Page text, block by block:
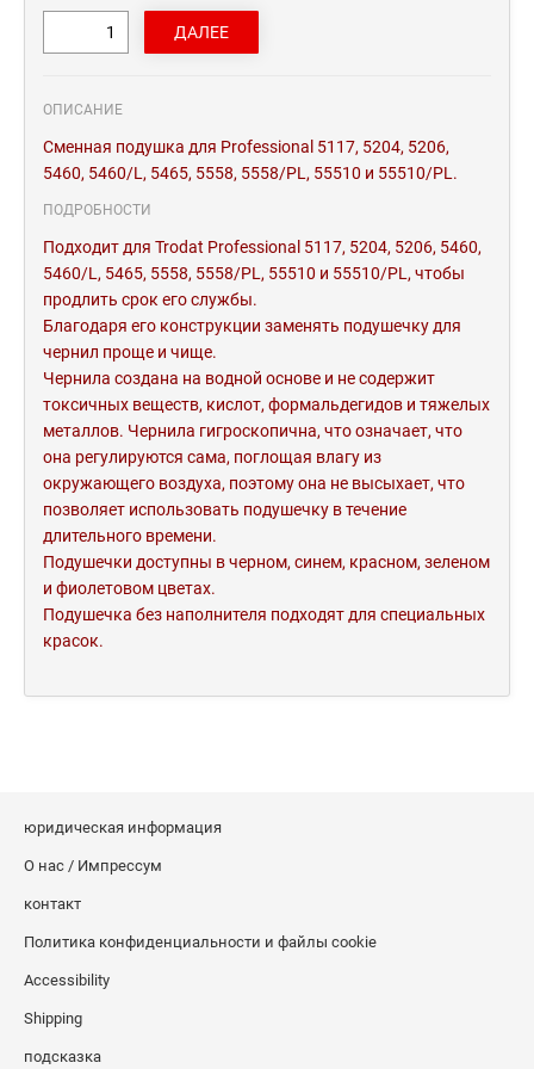
ОПИСАНИЕ
Сменная подушка для Professional 5117, 5204, 5206,
5460, 5460/L, 5465, 5558, 5558/PL, 55510 и 55510/PL.
ПОДРОБНОСТИ
Подходит для Trodat Professional 5117, 5204, 5206, 5460,
5460/L, 5465, 5558, 5558/PL, 55510 и 55510/PL, чтобы
продлить срок его службы.
Благодаря его конструкции заменять подушечку для
чернил проще и чище.
Чернила создана на водной основе и не содержит
токсичных веществ, кислот, формальдегидов и тяжелых
металлов. Чернила гигроскопична, что означает, что
она регулируются сама, поглощая влагу из
окружающего воздуха, поэтому она не высыхает, что
позволяет использовать подушечку в течение
длительного времени.
Подушечки доступны в черном, синем, красном, зеленом
и фиолетовом цветах.
Подушечка без наполнителя подходят для специальных
красок.
юридическая информация
О нас / Импрессум
контакт
Политика конфиденциальности и файлы cookie
Accessibility
Shipping
подсказка